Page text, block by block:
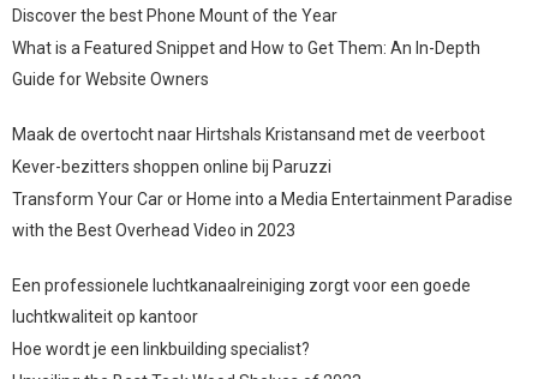
Discover the best Phone Mount of the Year
What is a Featured Snippet and How to Get Them: An In-Depth
Guide for Website Owners
Maak de overtocht naar Hirtshals Kristansand met de veerboot
Kever-bezitters shoppen online bij Paruzzi
Transform Your Car or Home into a Media Entertainment Paradise
with the Best Overhead Video in 2023
Een professionele luchtkanaalreiniging zorgt voor een goede
luchtkwaliteit op kantoor
Hoe wordt je een linkbuilding specialist?